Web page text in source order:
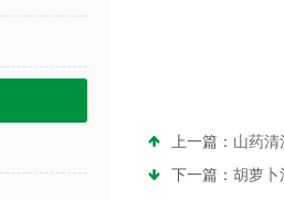
上一篇： 山药清
下一篇： 胡萝卜